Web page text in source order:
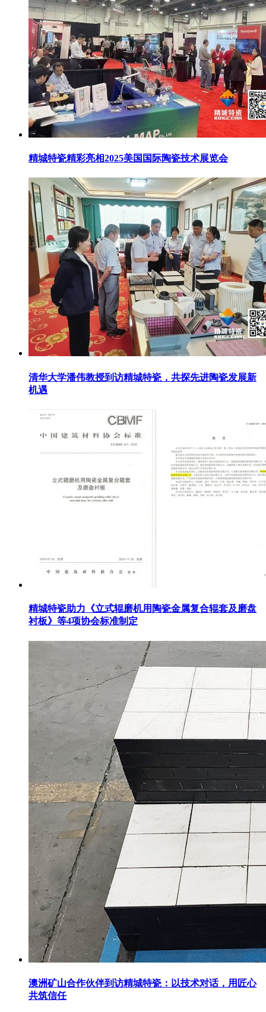
精城特瓷精彩亮相2025美国国际陶瓷技术展览会
清华大学潘伟教授到访精城特瓷，共探先进陶瓷发展新
机遇
精城特瓷助力《立式辊磨机用陶瓷金属复合辊套及磨盘
衬板》等4项协会标准制定
澳洲矿山合作伙伴到访精城特瓷：以技术对话，用匠心
共筑信任